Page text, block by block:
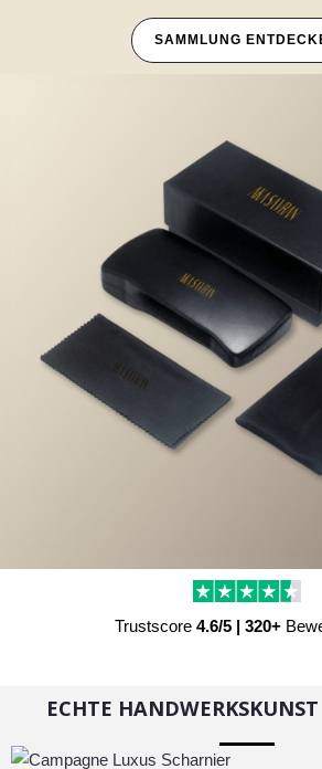
SAMMLUNG
Trustscore 4.6/5 | 320+
ECHTE